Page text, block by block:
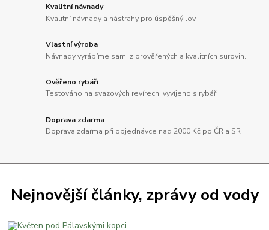
Kvalitní návnady
Kvalitní návnady a nástrahy pro úspěšný lov
Vlastní výroba
Návnady vyrábíme sami z prověřených a kvalitních surovin.
Ověřeno rybáři
Testováno na svazových revírech, vyvíjeno s rybáři
Doprava zdarma
Doprava zdarma při objednávce nad 2000 Kč po ČR a SR
Nejnovější články, zprávy od vody